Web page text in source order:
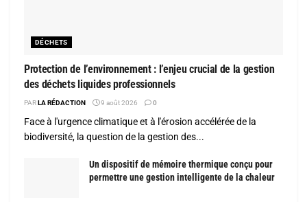
DÉCHETS
Protection de l’environnement : l’enjeu crucial de la gestion
des déchets liquides professionnels
PAR LA RÉDACTION 9 août 2026 0
Face à l'urgence climatique et à l'érosion accélérée de la
biodiversité, la question de la gestion des...
Un dispositif de mémoire thermique conçu pour
permettre une gestion intelligente de la chaleur